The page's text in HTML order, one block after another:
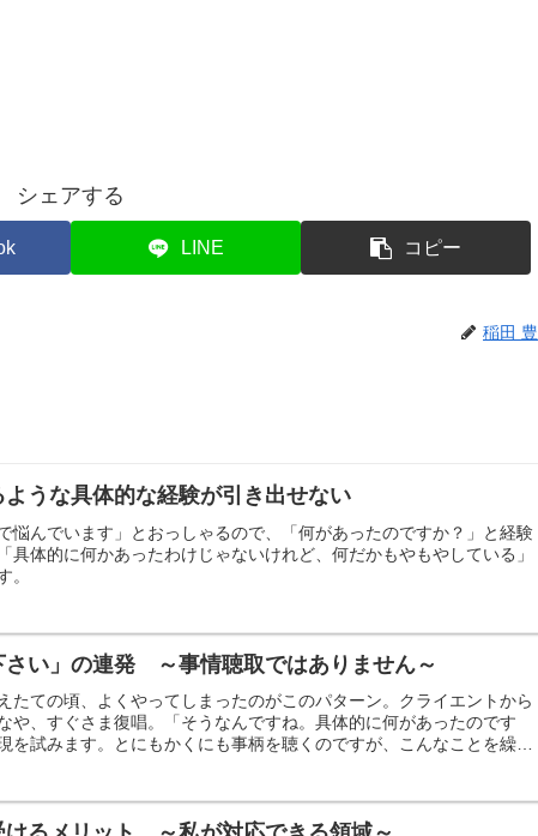
シェアする
LINE コピー
稲田 豊
うな具体的な経験が引き出せない
悩んでいます」とおっしゃるので、「何があったのですか？」と経験
具体的に何かあったわけじゃないけれど、何だかもやもやしている」
。
さい」の連発 ～事情聴取ではありません～
たての頃、よくやってしまったのがこのパターン。クライエントから
や、すぐさま復唱。「そうなんですね。具体的に何があったのです
を試みます。とにもかくにも事柄を聴くのですが、こんなことを繰り